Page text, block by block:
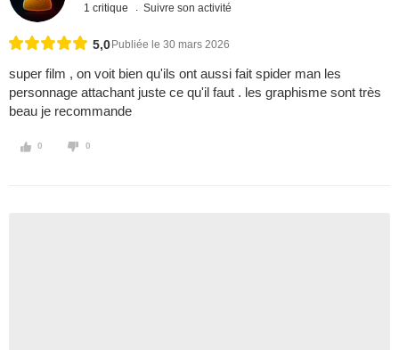
1 critique Suivre son activité
5,0 Publiée le 30 mars 2026
super film , on voit bien qu'ils ont aussi fait spider man les
personnage attachant juste ce qu'il faut . les graphisme sont très
beau je recommande
0 0